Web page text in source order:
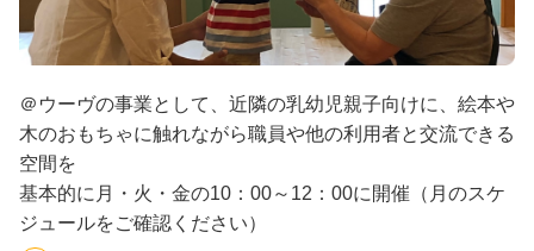
＠ウーヴの事業として、近隣の乳幼児親子向けに、絵本や
木のおもちゃに触れながら職員や他の利用者と交流できる
空間を
基本的に月・火・金の10：00～12：00に開催（月のスケ
ジュールをご確認ください）